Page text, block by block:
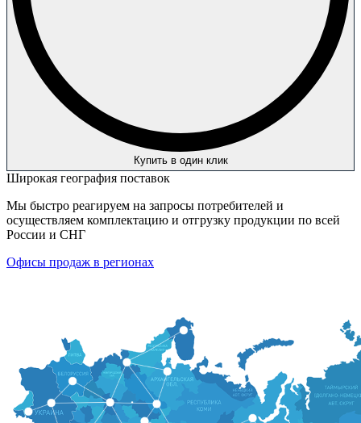
Купить в один клик
Широкая география поставок
Мы быстро реагируем на запросы потребителей и
осуществляем комплектацию и отгрузку продукции по всей
России и СНГ
Офисы продаж в регионах